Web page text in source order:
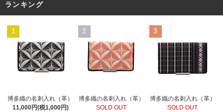
ランキング
1
博多織の名刺入れ（革）
11,000円(税1,000円)
2
博多織の名刺入れ（革）
SOLD OUT
3
博多織の名刺入れ（革）
SOLD OUT